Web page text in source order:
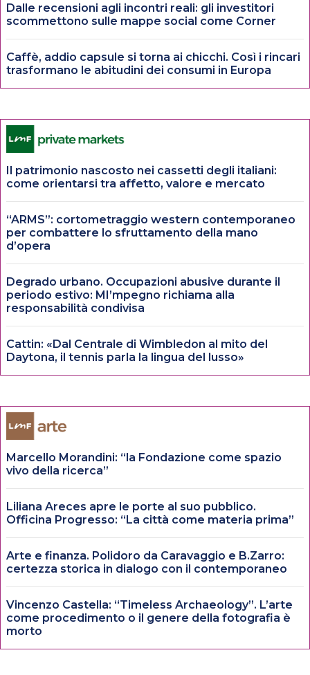
Dalle recensioni agli incontri reali: gli investitori
scommettono sulle mappe social come Corner
Caffè, addio capsule si torna ai chicchi. Così i rincari
trasformano le abitudini dei consumi in Europa
Il patrimonio nascosto nei cassetti degli italiani:
come orientarsi tra affetto, valore e mercato
“ARMS”: cortometraggio western contemporaneo
per combattere lo sfruttamento della mano
d’opera
Degrado urbano. Occupazioni abusive durante il
periodo estivo: MI’mpegno richiama alla
responsabilità condivisa
Cattin: «Dal Centrale di Wimbledon al mito del
Daytona, il tennis parla la lingua del lusso»
Marcello Morandini: “la Fondazione come spazio
vivo della ricerca”
Liliana Areces apre le porte al suo pubblico.
Officina Progresso: “La città come materia prima”
Arte e finanza. Polidoro da Caravaggio e B.Zarro:
certezza storica in dialogo con il contemporaneo
Vincenzo Castella: “Timeless Archaeology”. L’arte
come procedimento o il genere della fotografia è
morto